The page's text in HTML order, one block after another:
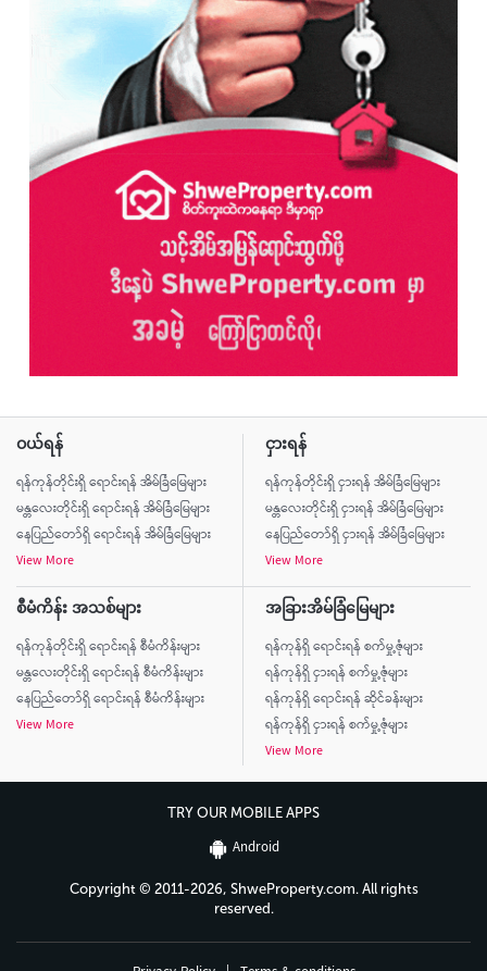
ဝယ်ရန်
ရန်ကုန်တိုင်းရှိ ရောင်းရန် အိမ်ခြံမြေများ
မန္တလေးတိုင်းရှိ ရောင်းရန် အိမ်ခြံမြေများ
နေပြည်တော်ရှိ ရောင်းရန် အိမ်ခြံမြေများ
View More
ငှားရန်
ရန်ကုန်တိုင်းရှိ ငှားရန် အိမ်ခြံမြေများ
မန္တလေးတိုင်းရှိ ငှားရန် အိမ်ခြံမြေများ
နေပြည်တော်ရှိ ငှားရန် အိမ်ခြံမြေများ
View More
စီမံကိန်း အသစ်များ
ရန်ကုန်တိုင်းရှိ ရောင်းရန် စီမံကိန်းများ
မန္တလေးတိုင်းရှိ ရောင်းရန် စီမံကိန်းများ
နေပြည်တော်ရှိ ရောင်းရန် စီမံကိန်းများ
View More
အခြားအိမ်ခြံမြေများ
ရန်ကုန်ရှိ ရောင်းရန် စက်မှု့ဇုံများ
ရန်ကုန်ရှိ ငှားရန် စက်မှု့ဇုံများ
ရန်ကုန်ရှိ ရောင်းရန် ဆိုင်ခန်းများ
ရန်ကုန်ရှိ ငှားရန် စက်မှု့ဇုံများ
View More
TRY OUR MOBILE APPS
Android
Copyright © 2011-2026, ShweProperty.com. All rights
reserved.